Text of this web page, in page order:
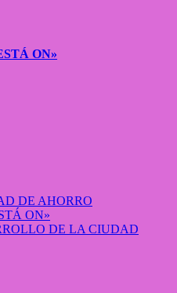
ON»
DE AHORRO
ON»
DE LA CIUDAD